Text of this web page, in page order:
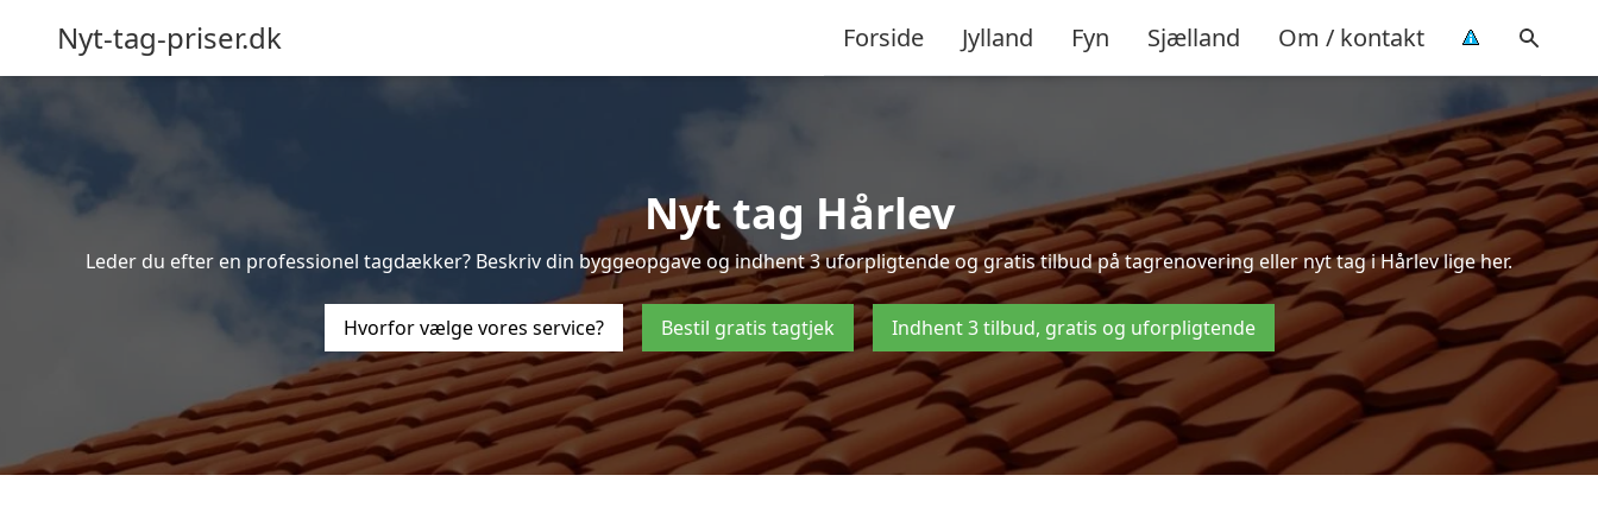
Nyt-tag-priser.dk Forside Jylland Fyn Sjælland Om / kontakt
Nyt tag Hårlev
Leder du efter en professionel tagdækker? Beskriv din byggeopgave og indhent 3 uforpligtende og gratis tilbud på tagrenovering eller nyt tag i Hårlev lige her.
Hvorfor vælge vores service? Bestil gratis tagtjek Indhent 3 tilbud, gratis og uforpligtende